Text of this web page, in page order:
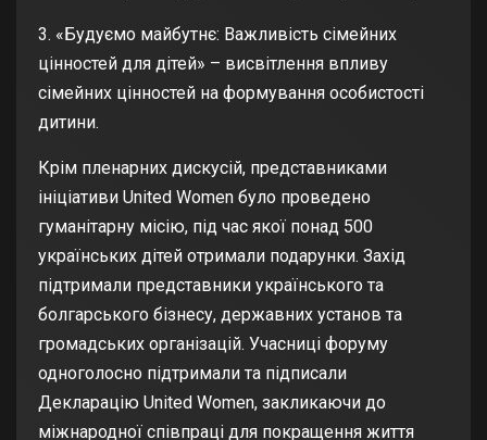
3. «Будуємо майбутнє: Важливість сімейних
цінностей для дітей» – висвітлення впливу
сімейних цінностей на формування особистості
дитини.
Крім пленарних дискусій, представниками
ініціативи United Women було проведено
гуманітарну місію, під час якої понад 500
українських дітей отримали подарунки. Захід
підтримали представники українського та
болгарського бізнесу, державних установ та
громадських організацій. Учасниці форуму
одноголосно підтримали та підписали
Декларацію United Women, закликаючи до
міжнародної співпраці для покращення життя